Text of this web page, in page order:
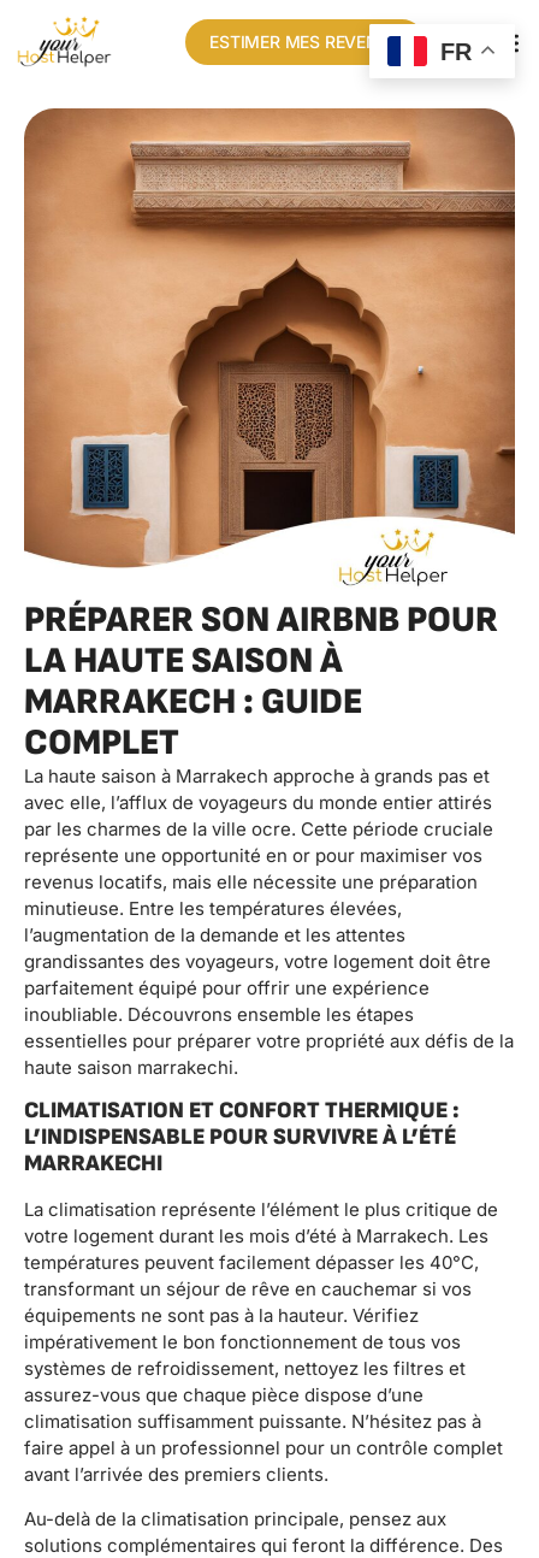
ESTIMER MES REVENUS
PRÉPARER SON AIRBNB POUR
LA HAUTE SAISON À
MARRAKECH : GUIDE
COMPLET
La haute saison à Marrakech approche à grands pas et
avec elle, l’afflux de voyageurs du monde entier attirés
par les charmes de la ville ocre. Cette période cruciale
représente une opportunité en or pour maximiser vos
revenus locatifs, mais elle nécessite une préparation
minutieuse. Entre les températures élevées,
l’augmentation de la demande et les attentes
grandissantes des voyageurs, votre logement doit être
parfaitement équipé pour offrir une expérience
inoubliable. Découvrons ensemble les étapes
essentielles pour préparer votre propriété aux défis de la
haute saison marrakechi.
CLIMATISATION ET CONFORT THERMIQUE :
L’INDISPENSABLE POUR SURVIVRE À L’ÉTÉ
MARRAKECHI
La climatisation représente l’élément le plus critique de
votre logement durant les mois d’été à Marrakech. Les
températures peuvent facilement dépasser les 40°C,
transformant un séjour de rêve en cauchemar si vos
équipements ne sont pas à la hauteur. Vérifiez
impérativement le bon fonctionnement de tous vos
systèmes de refroidissement, nettoyez les filtres et
assurez-vous que chaque pièce dispose d’une
climatisation suffisamment puissante. N’hésitez pas à
faire appel à un professionnel pour un contrôle complet
avant l’arrivée des premiers clients.
Au-delà de la climatisation principale, pensez aux
solutions complémentaires qui feront la différence. Des
FR